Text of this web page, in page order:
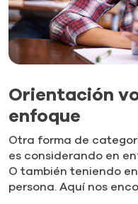
Orientación
enfoque
Otra forma de
es considerando en
O también teniendo
persona. Aquí nos